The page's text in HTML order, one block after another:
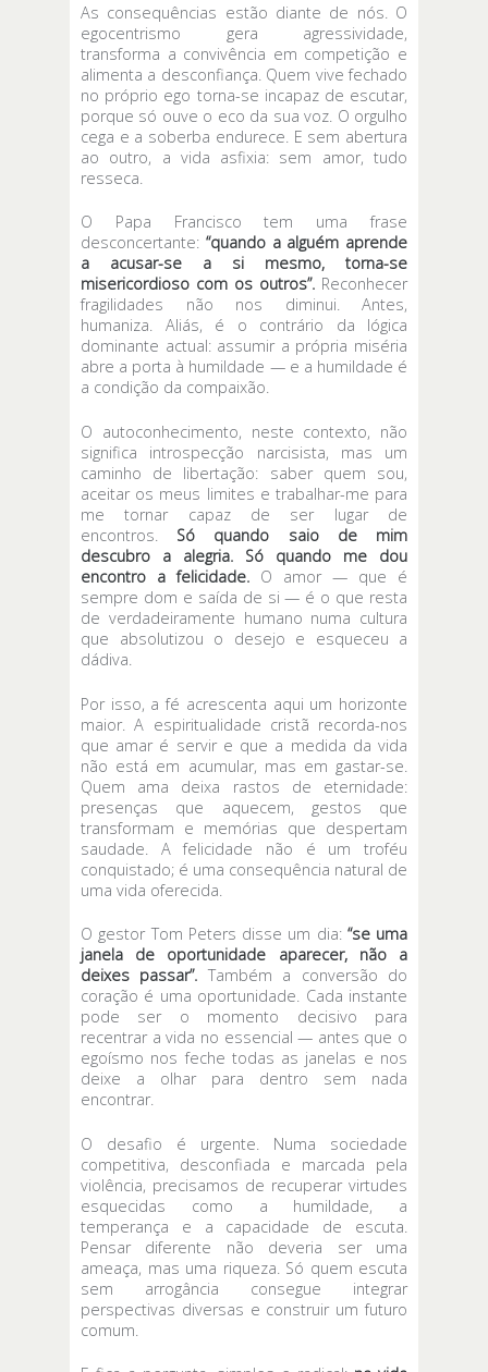
As consequências estão diante de nós. O
egocentrismo gera agressividade,
transforma a convivência em competição e
alimenta a desconfiança. Quem vive fechado
no próprio ego torna-se incapaz de escutar,
porque só ouve o eco da sua voz. O orgulho
cega e a soberba endurece. E sem abertura
ao outro, a vida asfixia: sem amor, tudo
resseca.
O Papa Francisco tem uma frase
desconcertante: “quando a alguém aprende
a acusar-se a si mesmo, torna-se
misericordioso com os outros”. Reconhecer
fragilidades não nos diminui. Antes,
humaniza. Aliás, é o contrário da lógica
dominante actual: assumir a própria miséria
abre a porta à humildade — e a humildade é
a condição da compaixão.
O autoconhecimento, neste contexto, não
significa introspecção narcisista, mas um
caminho de libertação: saber quem sou,
aceitar os meus limites e trabalhar-me para
me tornar capaz de ser lugar de
encontros. Só quando saio de mim
descubro a alegria. Só quando me dou
encontro a felicidade. O amor — que é
sempre dom e saída de si — é o que resta
de verdadeiramente humano numa cultura
que absolutizou o desejo e esqueceu a
dádiva.
Por isso, a fé acrescenta aqui um horizonte
maior. A espiritualidade cristã recorda-nos
que amar é servir e que a medida da vida
não está em acumular, mas em gastar-se.
Quem ama deixa rastos de eternidade:
presenças que aquecem, gestos que
transformam e memórias que despertam
saudade. A felicidade não é um troféu
conquistado; é uma consequência natural de
uma vida oferecida.
O gestor Tom Peters disse um dia: “se uma
janela de oportunidade aparecer, não a
deixes passar”. Também a conversão do
coração é uma oportunidade. Cada instante
pode ser o momento decisivo para
recentrar a vida no essencial — antes que o
egoísmo nos feche todas as janelas e nos
deixe a olhar para dentro sem nada
encontrar.
O desafio é urgente. Numa sociedade
competitiva, desconfiada e marcada pela
violência, precisamos de recuperar virtudes
esquecidas como a humildade, a
temperança e a capacidade de escuta.
Pensar diferente não deveria ser uma
ameaça, mas uma riqueza. Só quem escuta
sem arrogância consegue integrar
perspectivas diversas e construir um futuro
comum.